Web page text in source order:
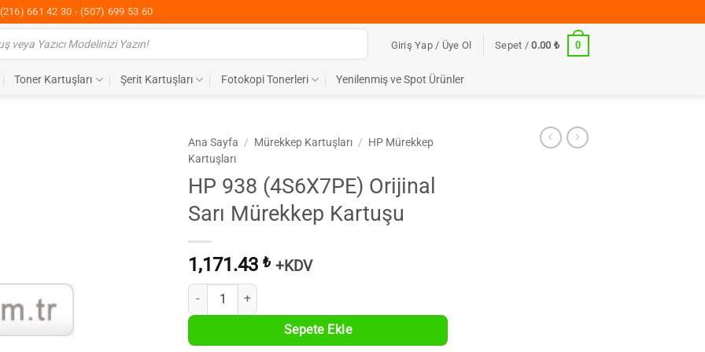
(216) 661 42 30 - (507) 699 53 60
Giriş Yap / Üye Ol Sepet /0.00 ₺ 0
Toner Kartuşları Şerit Kartuşları Fotokopi Tonerleri Yenilenmiş ve Spot Ürünler
Ana Sayfa / Mürekkep Kartuşları / HP Mürekkep
Kartuşları
HP 938 (4S6X7PE) Orijinal
Sarı Mürekkep Kartuşu
1,171.43 ₺ +KDV
HP 938 (4S6X7PE) Orijinal Sarı Mürekkep Kartuşu adet
Sepete Ekle